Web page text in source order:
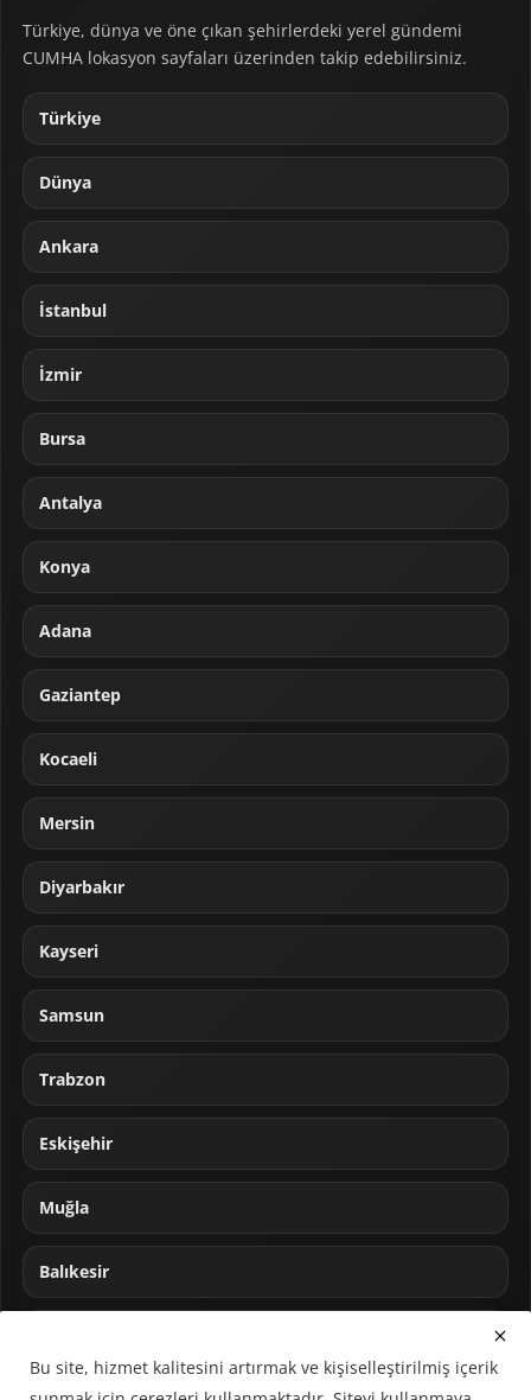
Türkiye, dünya ve öne çıkan şehirlerdeki yerel gündemi
CUMHA lokasyon sayfaları üzerinden takip edebilirsiniz.
Türkiye
Dünya
Ankara
İstanbul
İzmir
Bursa
Antalya
Konya
Adana
Gaziantep
Kocaeli
Mersin
Diyarbakır
Kayseri
Samsun
Trabzon
Eskişehir
Muğla
Balıkesir
Bu site, hizmet kalitesini artırmak ve kişiselleştirilmiş içerik